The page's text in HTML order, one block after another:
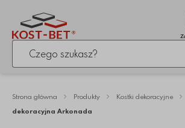
Po kliknięciu przycisku fraza
Strona główna Produkty Kostki dekoracyjne
dekoracyjna Arkonada